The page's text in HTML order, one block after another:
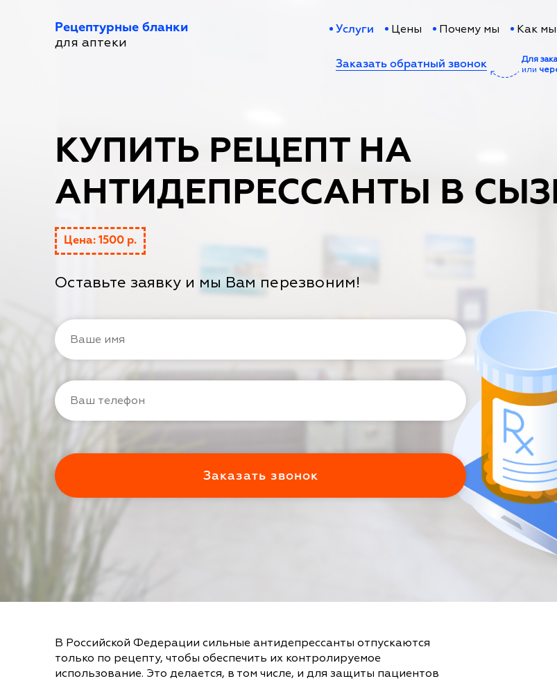
Рецептурные бланки
для аптеки
Услуги Цены Почему мы Как
Заказать обратный звонок Для
или
КУПИТЬ РЕЦЕПТ НА
АНТИДЕПРЕССАНТЫ В
Цена: 1500 р.
Оставьте заявку и мы Вам перезвоним!
В Российской Федерации сильные антидепрессанты отпускаются
только по рецепту, чтобы обеспечить их контролируемое
использование. Это делается, в том числе, и для защиты пациентов